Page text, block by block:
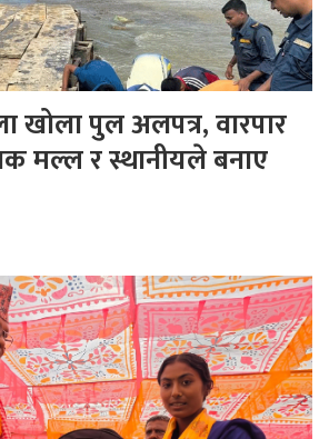
खोला पुल अलपत्र, वारपार
मल्ल र स्थानीयले बनाए